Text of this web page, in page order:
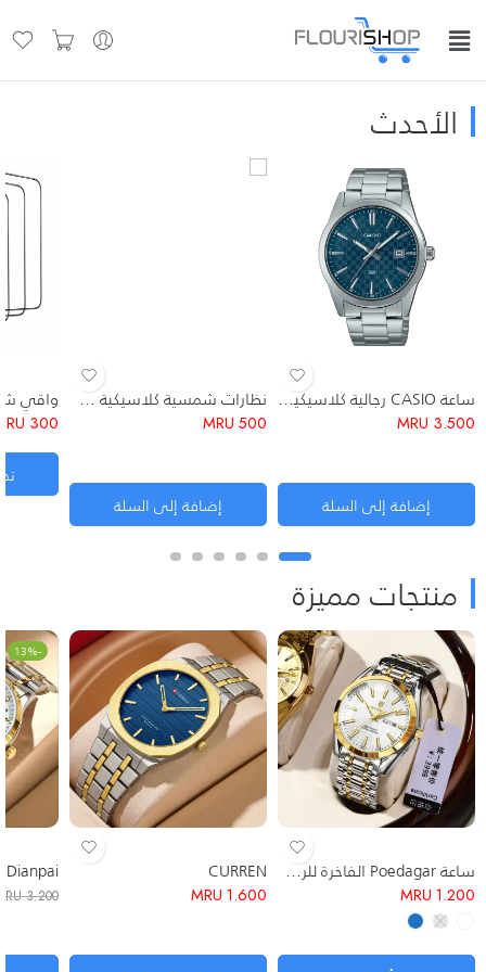
الأحدث
ساعة CASIO رجالية كلاسيكية ستانلس ستيل مقاومة للماء 41mm
3.500
MRU
إضافة إلى السلة
​نظارات شمسية كلاسيكية POLARIZED – موديل طيار (Aviator)
500
MRU
إضافة إلى السلة
300
شفاف (Clear HD)
مظلل (Anti-Espion)
منتجات مميزة
ساعة Poedagar الفاخرة للرجال – التصميم الكلاسيكي الأنيق
1.200
MRU
CURREN
1.600
MRU
-13%
Dianpai
3.200